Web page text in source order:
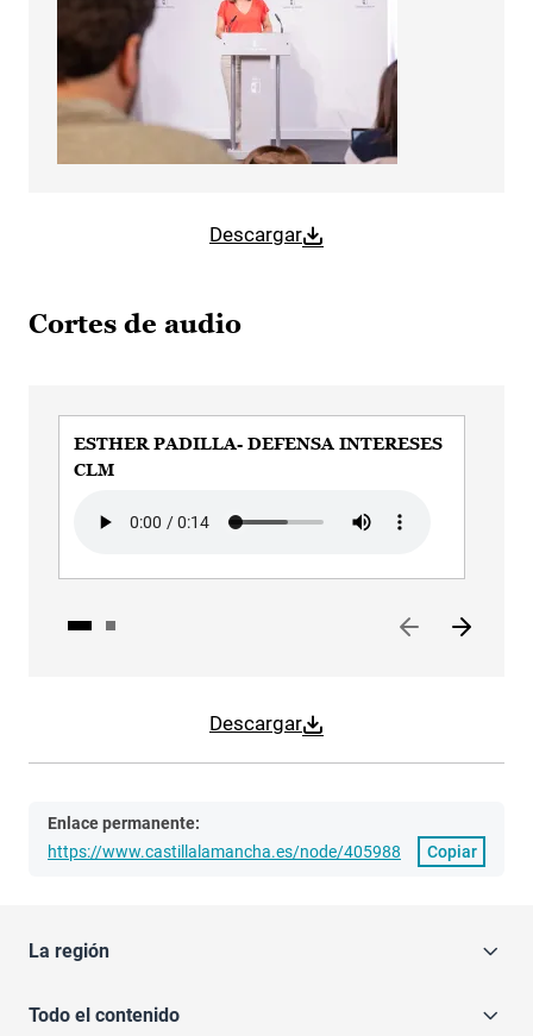
Descargar
Cortes de audio
Descargar
ESTHER PADILLA- DEFENSA INTERESES
CLM
Enlace permanente:
https://www.castillalamancha.es/node/405988
Copiar
La región
Todo el contenido